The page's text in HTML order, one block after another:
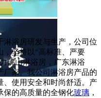
淋浴房研发与生产，公司位
，坚持以“高标准、严要
佛山淋浴房，广东淋浴
厂家。我公司淋浴房产品的
、使用安全和时尚舒适。产
保的高质量的全钢化玻璃 ，